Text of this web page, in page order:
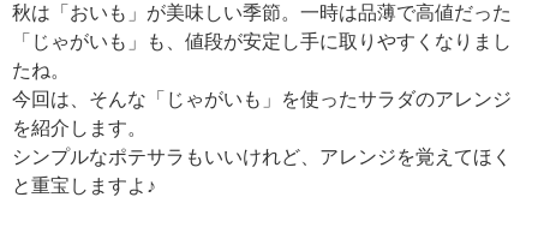
。
N
エ
ュ
秋は「おいも」が美味しい季節。一時は品薄で高値だった
「じゃがいも」も、値段が安定し手に取りやすくなりまし
たね。
今回は、そんな「じゃがいも」を使ったサラダのアレンジ
を紹介します。
シンプルなポテサラもいいけれど、アレンジを覚えてほく
と重宝しますよ♪